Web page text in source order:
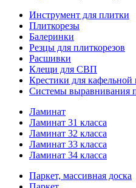
Инструмент для плитки
Плиткорезы
Балеринки
Резцы для плиткорезов
Расшивки
Клещи для СВП
Крестики для кафельной
Системы выравнивания
Ламинат
Ламинат 31 класса
Ламинат 32 класса
Ламинат 33 класса
Ламинат 34 класса
Паркет, массивная доска